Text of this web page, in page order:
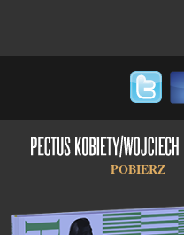
POBIERZ